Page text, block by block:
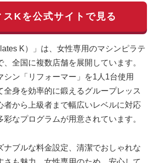
スKを公式サイトで見る
K）」は、女性専用のマシンピラテ
、全国に複数店舗を展開しています。
シン「リフォーマー」を1人1台使用
全身を効率的に鍛えるグループレッス
者から上級者まで幅広いレベルに対応
彩なプログラムが用意されています。
ナブルな料金設定、清潔でおしゃれな